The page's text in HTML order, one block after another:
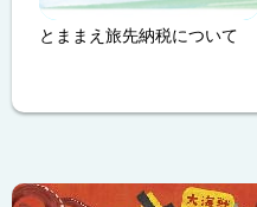
とままえ旅先納税について
ト
に
サ